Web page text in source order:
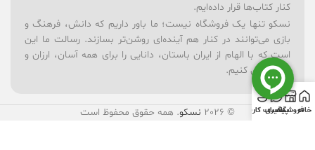
کنار کتاب‌ها قرار داده‌ایم.
نسکو تنها یک فروشگاه نیست؛ ما باور داریم که دانش، فرهنگ و
بازی می‌توانند در کنار هم آینده‌ای روشن‌تر بسازند. رسالت ما این
است که با الهام از ایران باستان، دانایی را برای همه آسان، ارزان و
لذت‌بخش کنیم.
© 2026 نسکو. همه حقوق محفوظ است خانهفروشگاهپیگیری
حساب کاربری